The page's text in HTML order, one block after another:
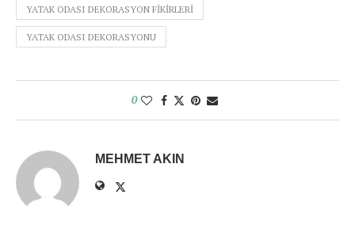
YATAK ODASI DEKORASYON FIKIRLERI
YATAK ODASI DEKORASYONU
0
MEHMET AKIN